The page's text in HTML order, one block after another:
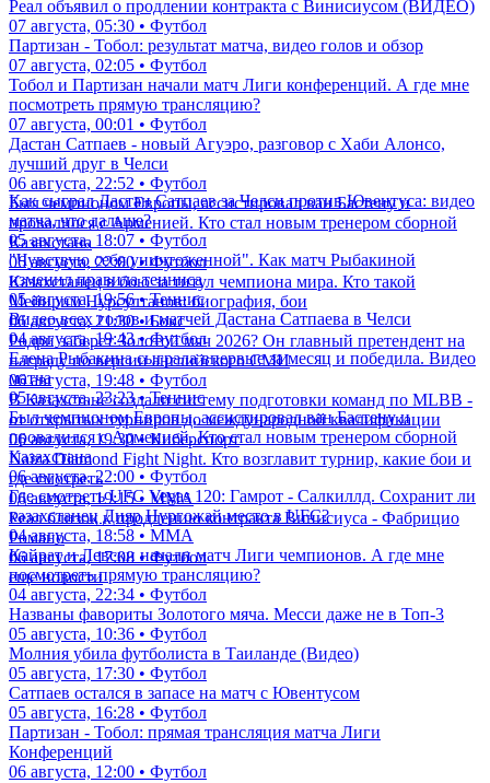
Реал объявил о продлении контракта с Винисиусом (ВИДЕО)
07 августа, 05:30 • Футбол
Партизан - Тобол: результат матча, видео голов и обзор
07 августа, 02:05 • Футбол
Тобол и Партизан начали матч Лиги конференций. А где мне
посмотреть прямую трансляцию?
07 августа, 00:01 • Футбол
Дастан Сатпаев - новый Агуэро, разговор с Хаби Алонсо,
лучший друг в Челси
06 августа, 22:52 • Футбол
Был чемпионом Европы, ассистировал ван Бастену и
провалился с Арменией. Кто стал новым тренером сборной
Казахстана
06 августа, 22:00 • Футбол
Казахстанец в бою за титул чемпиона мира. Кто такой
Мейирим Нурсултанов: биография, бои
06 августа, 21:30 • Бокс
Родри заберет Золотой мяч 2026? Он главный претендент на
награду по версии английского СМИ
06 августа, 19:48 • Футбол
В Казахстане создали систему подготовки команд по MLBB -
от открытых турниров до международной квалификации
06 августа, 19:30 • Киберспорт
Naiza Diamond Fight Night. Кто возглавит турнир, какие бои и
где смотреть
06 августа, 19:15 • ММА
Реал близок к продлению контракта Винисиуса - Фабрицио
Романо
06 августа, 17:08 • Футбол
еще новости
Как сыграл Дастан Сатпаев за Челси против Ювентуса: видео
матча, что дальше?
05 августа, 18:07 • Футбол
"Чувствую себя уничтоженной". Как матч Рыбакиной
изменил правила тенниса
05 августа, 19:56 • Теннис
Видео всех голов и матчей Дастана Сатпаева в Челси
04 августа, 19:43 • Футбол
Елена Рыбакина сыграла впервые за месяц и победила. Видео
матча
05 августа, 23:23 • Теннис
Был чемпионом Европы, ассистировал ван Бастену и
провалился с Арменией. Кто стал новым тренером сборной
Казахстана
06 августа, 22:00 • Футбол
Где смотреть UFC Vegas 120: Гамрот - Салкиллд. Сохранит ли
казахстанец Дияр Нургожай место в UFC?
04 августа, 18:58 • ММА
Кайрат и Левски начали матч Лиги чемпионов. А где мне
посмотреть прямую трансляцию?
04 августа, 22:34 • Футбол
Названы фавориты Золотого мяча. Месси даже не в Топ-3
05 августа, 10:36 • Футбол
Молния убила футболиста в Таиланде (Видео)
05 августа, 17:30 • Футбол
Сатпаев остался в запасе на матч с Ювентусом
05 августа, 16:28 • Футбол
Партизан - Тобол: прямая трансляция матча Лиги
Конференций
06 августа, 12:00 • Футбол